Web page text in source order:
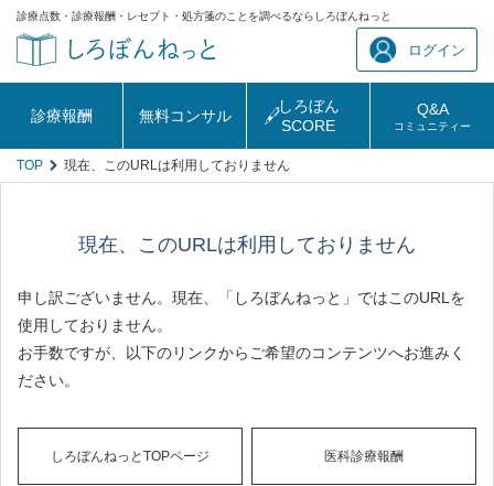
診療点数・診療報酬・レセプト・処方箋のことを調べるならしろぼんねっと
ログイン
診療報酬 無料コンサル
しろぼん
SCORE
Q&A
コミュニティー
TOP 現在、このURLは利用しておりません
現在、このURLは利用しておりません
申し訳ございません。現在、「しろぼんねっと」ではこのURLを
使用しておりません。
お手数ですが、以下のリンクからご希望のコンテンツへお進みく
ださい。
しろぼんねっとTOPページ 医科診療報酬